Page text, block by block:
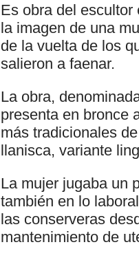
Es obra del escultor
la imagen de una
de la vuelta de los
salieron a faenar.
La obra,
presenta en bronce
más tradicionales
llanisca, variante
La mujer jugaba un
también en lo
las conserveras
mantenimiento de